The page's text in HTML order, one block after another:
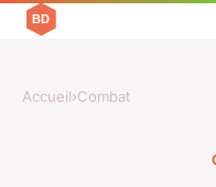
Accueil›Combat